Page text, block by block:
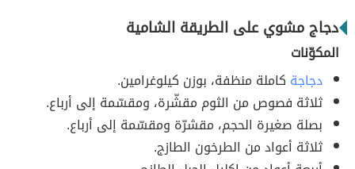
دجاج مشوي على الطريقة الشامية
المكوّنات
دجاجة كاملة منظفة، بوزن كيلوغرامين.
ثلاثة فصوص من الثوم مقشّرة، ومقسّمة إلى أرباع.
بصلة صغيرة الحجم، مقشرّة ومقسّمة إلى أرباع.
ثلاثة أعواد من الطرخون الطازج.